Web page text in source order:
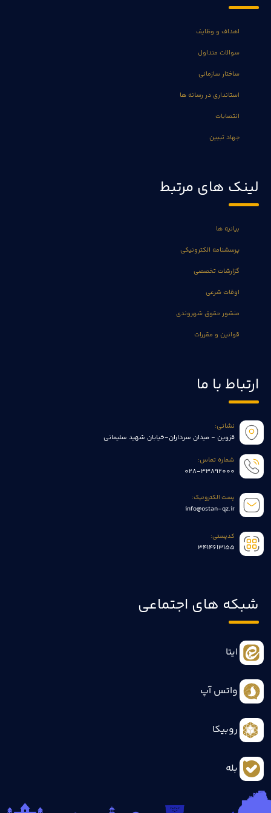
اهداف و وظایف
سوالات متداول
ساختار سازمانی
استانداری در رسانه ها
انتصابات
جهاد تبیین
لینک های مرتبط
بیانیه ها
پرسشنامه الکترونیکی
گزارشات تخصصی
اوقات شرعی
منشور حقوق شهروندی
قوانین و مقررات
ارتباط با ما
نشانی:
قزوین - میدان سرداران-خیابان شهید سلیمانی
شماره تماس:
028-33892000
پست الکترونیک:
info@ostan-qz.ir
کدپستی:
3414613155
شبکه های اجتماعی
ایتا
واتس آپ
روبیکا
بله